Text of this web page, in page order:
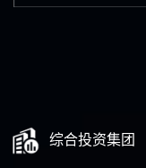
综合投资集团